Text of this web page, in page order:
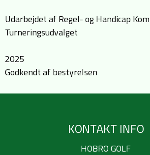
Udarbejdet af Regel- og Handicap
Turneringsudvalget
2025
Godkendt af bestyrelsen
KONTAKT INFO
HOBRO GOLF